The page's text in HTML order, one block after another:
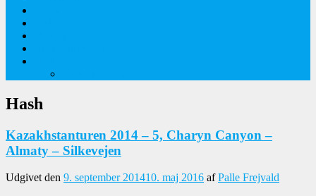
Hash
Kazakhstanturen 2014 – 5, Charyn Canyon –
Almaty – Silkevejen
Udgivet den 9. september 201410. maj 2016 afPalle Frejvald